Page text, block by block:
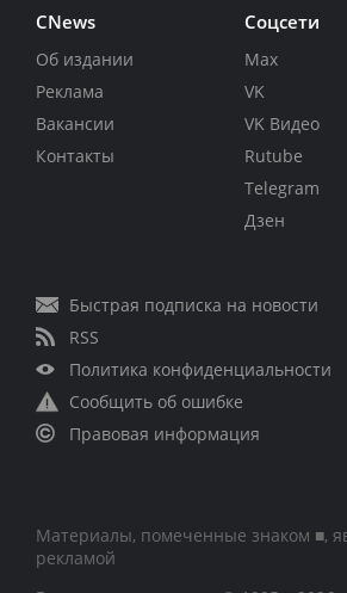
CNews
Об издании
Реклама
Вакансии
Контакты
Соцсети
Max
VK
VK Видео
Rutube
Telegram
Дзен
Быстрая подписка на новости
RSS
Политика конфиденциальности
Сообщить об ошибке
Правовая информация
Материалы, помеченные знаком ■,
рекламой